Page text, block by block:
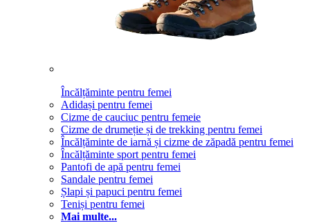
Încălțăminte pentru femei
Adidași pentru femei
Cizme de cauciuc pentru femeie
Cizme de drumeție și de trekking pentru femei
Încălțăminte de iarnă și cizme de zăpadă pentru femei
Încălțăminte sport pentru femei
Pantofi de apă pentru femei
Sandale pentru femei
Șlapi și papuci pentru femei
Teniși pentru femei
Mai multe...